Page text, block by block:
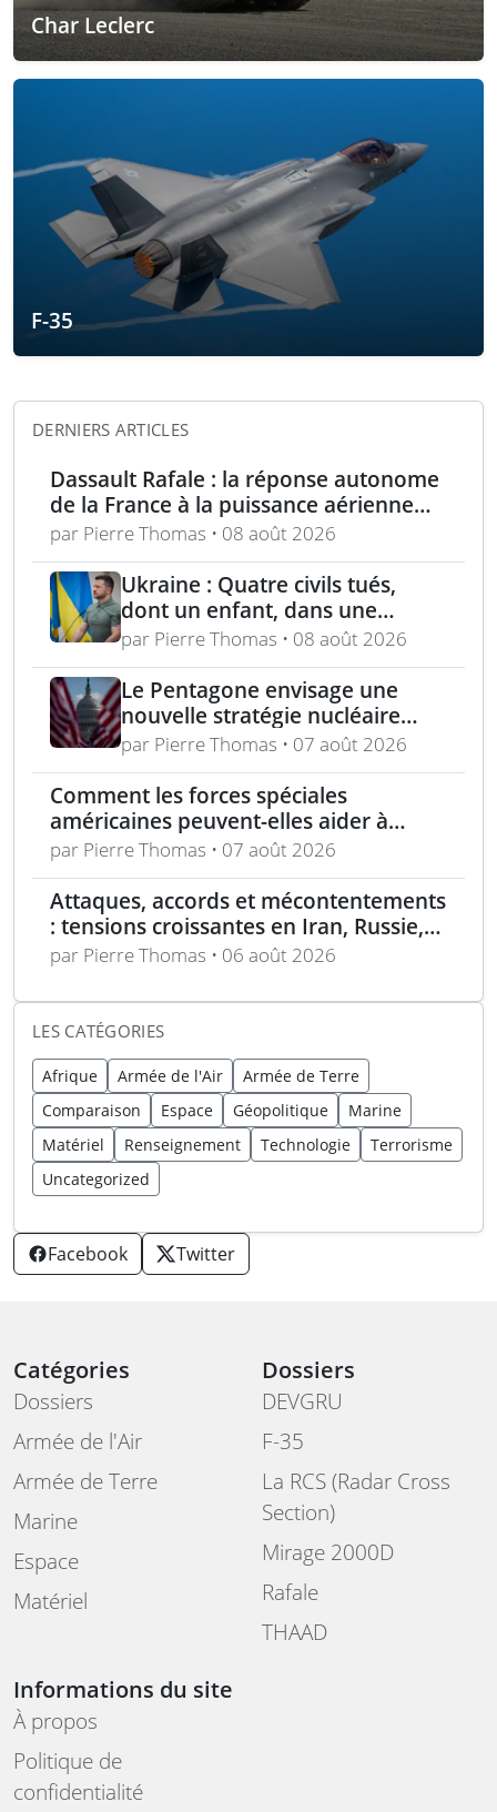
Char Leclerc
F-35
DERNIERS ARTICLES
Dassault Rafale : la réponse autonome
de la France à la puissance aérienne
moderne
par Pierre Thomas • 08 août 2026
Ukraine : Quatre civils tués,
dont un enfant, dans une
attaque russe par missile
balistique sur Kiev – Deux
raffineries russes visées par
l’Ukraine
par Pierre Thomas • 08 août 2026
Le Pentagone envisage une
nouvelle stratégie nucléaire
pour dissuader les conflits
régionaux
par Pierre Thomas • 07 août 2026
Comment les forces spéciales
américaines peuvent-elles aider à
repousser la Chine à Taïwan ?
par Pierre Thomas • 07 août 2026
Attaques, accords et mécontentements
: tensions croissantes en Iran, Russie,
Chine, Corée du Nord et jihadistes
par Pierre Thomas • 06 août 2026
LES CATÉGORIES
Afrique Armée de l'Air
Armée de Terre
Comparaison
Espace Géopolitique
Marine
Matériel
Renseignement Technologie
Terrorisme
Uncategorized
Facebook Twitter
Catégories
Dossiers
Armée de l'Air
Armée de Terre
Marine
Espace
Matériel
Dossiers
DEVGRU
F-35
La RCS (Radar Cross
Section)
Mirage 2000D
Rafale
THAAD
Informations du site
À propos
Politique de
confidentialité